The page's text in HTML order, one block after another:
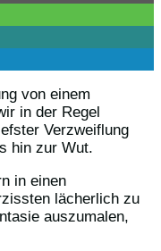
von einem
in der Regel
Verzweiflung
hin zur Wut.
in einen
lächerlich zu
auszumalen,